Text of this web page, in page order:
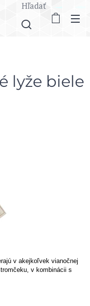
Hľadať
lyže biele
v akejkoľvek vianočnej
v kombinácii s